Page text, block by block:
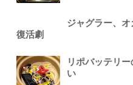
ジャグラー、
復活劇
リポバッテリ
い